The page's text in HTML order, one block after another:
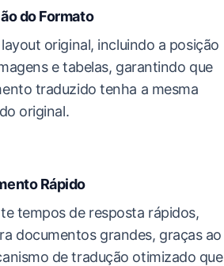
do Formato
original, incluindo a posição
e tabelas, garantindo que
traduzido tenha a mesma
original.
Rápido
tempos de resposta rápidos,
documentos grandes, graças ao
de tradução otimizado que